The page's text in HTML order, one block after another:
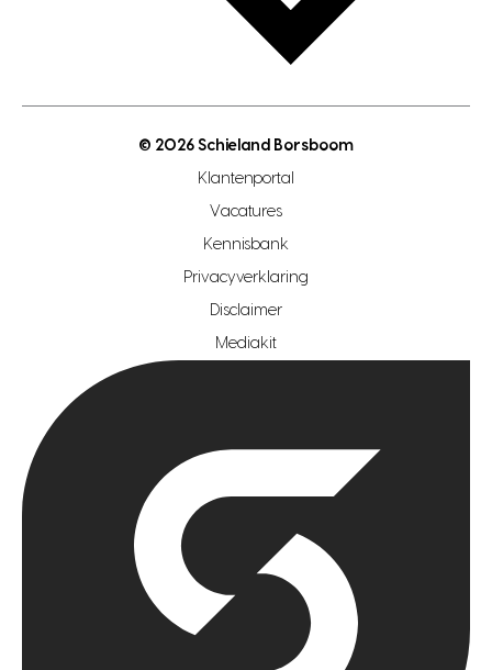
gratis zoekprofiel aanmaken
open woningwaarde dag
makelaar regio zoetermeer
hypotheekshop regio den haag
hypotheekshop regio rotterdam
© 2026 Schieland Borsboom
Klantenportal
Vacatures
Kennisbank
Privacyverklaring
Disclaimer
Mediakit